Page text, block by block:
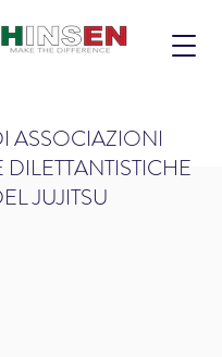
ASSOCIAZIONI
DILETTANTISTICHE
JUJITSU